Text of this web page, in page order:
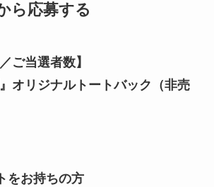
ら応募する
ご当選者数】
オリジナルトートバック（非売
をお持ちの方